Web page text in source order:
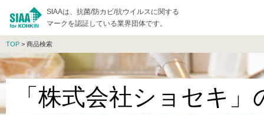
SIAAは、抗菌/防カビ/抗ウイルスに関する
マークを認証している業界団体です。
TOP > 商品検索
「株式会社ショセキ